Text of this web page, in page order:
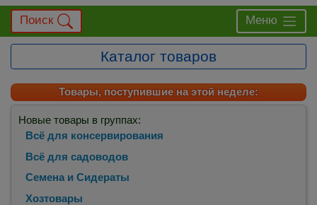
Поиск Меню
Каталог товаров
Товары, поступившие на этой неделе:
Новые товары в группах:
Всё для консервирования
Всё для садоводов
Семена и Сидераты
Хозтовары